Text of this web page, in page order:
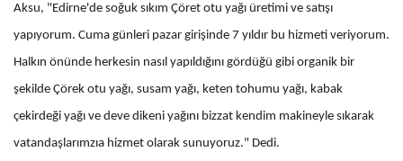
Aksu, "Edirne'de soğuk sıkım Çöret otu yağı üretimi ve satışı
yapıyorum. Cuma günleri pazar girişinde 7 yıldır bu hizmeti veriyorum.
Halkın önünde herkesin nasıl yapıldığını gördüğü gibi organik bir
şekilde Çörek otu yağı, susam yağı, keten tohumu yağı, kabak
çekirdeği yağı ve deve dikeni yağını bizzat kendim makineyle sıkarak
vatandaşlarımzıa hizmet olarak sunuyoruz." Dedi.